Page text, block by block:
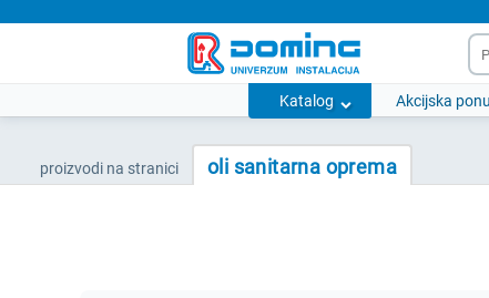
Katalog Akcijska
proizvodi na stranici oli sanitarna oprema